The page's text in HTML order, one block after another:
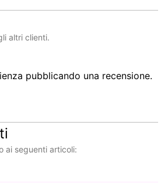
altri clienti.
pubblicando una recensione.
ai seguenti articoli: